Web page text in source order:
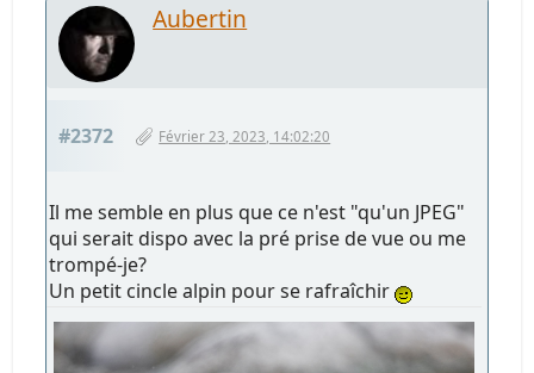
Aubertin
#2372 Février 23, 2023, 14:02:20
Il me semble en plus que ce n'est "qu'un JPEG"
qui serait dispo avec la pré prise de vue ou me
trompé-je?
Un petit cincle alpin pour se rafraîchir